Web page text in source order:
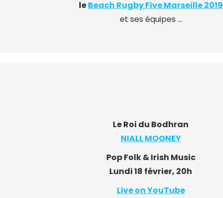
leBeach Rugby Five Marseille 2019
et ses équipes …
Le Roi du Bodhran
NIALL MOONEY
Pop Folk & Irish Music
Lundi 18 février, 20h
Live on YouTube